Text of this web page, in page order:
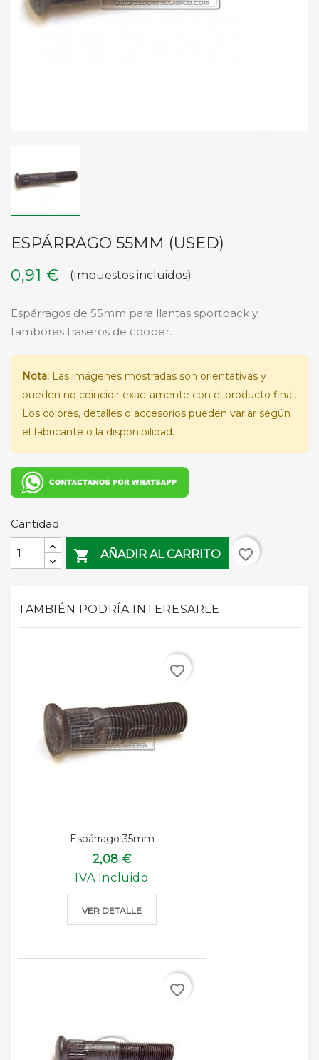
ESPÁRRAGO 55MM (USED)
0,91 €
(Impuestos incluidos)
Espárragos de 55mm para llantas sportpack y
tambores traseros de cooper.
Nota: Las imágenes mostradas son orientativas y
pueden no coincidir exactamente con el producto final.
Los colores, detalles o accesorios pueden variar según
el fabricante o la disponibilidad.
Cantidad
 AÑADIR AL CARRITO favorite_border
TAMBIÉN PODRÍA INTERESARLE
Espárrago 35mm
2,08 €
IVA Incluido
VER DETALLE
favorite_border
favorite_border